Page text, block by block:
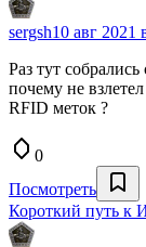
sergsh10 авг 2021
Раз тут
почему не
RFID меток ?
0
Посмотреть
Короткий путь к